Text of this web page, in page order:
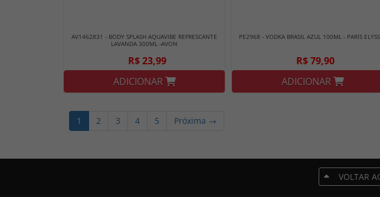
AV1462831 - BODY SPLASH AQUAVIBE REFRESCANTE
LAVANDA 300ML -AVON
R$ 23,99
ADICIONAR
PE2968 - VODKA BRASIL AZUL 100ML - PARIS
R$ 79,90
ADICIONAR
1 2 3 4 5 Próxima →
VOLTAR